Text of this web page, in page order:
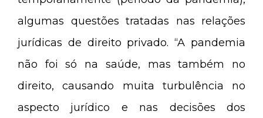
algumas questões tratadas nas relações
jurídicas de direito privado. “A pandemia
não foi só na saúde, mas também no
direito, causando muita turbulência no
aspecto jurídico e nas decisões dos